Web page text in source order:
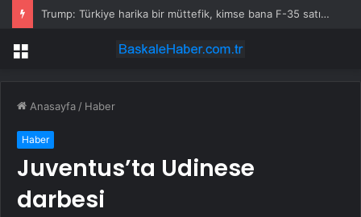
Trump: Türkiye harika bir müttefik, kimse bana F-35 satışı için ne yapmam gerektiğini söyleyemez
Menü
Anasayfa / Haber
Haber
Juventus’ta Udinese
darbesi